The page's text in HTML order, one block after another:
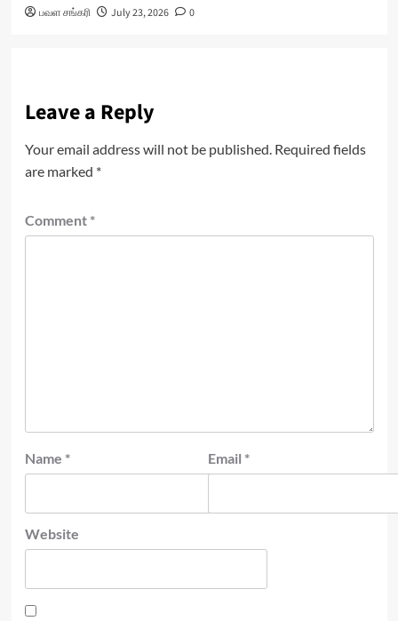
பவள சங்கரி July 23, 2026 0
Leave a Reply
Your email address will not be published. Required fields
are marked *
Comment *
Name * Email *
Website